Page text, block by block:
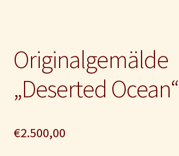
Originalgemälde
„Deserted Ocean“
€2.500,00